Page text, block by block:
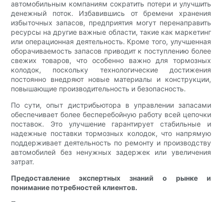
автомобильным компаниям сократить потери и улучшить
денежный поток. Избавившись от бремени хранения
избыточных запасов, предприятия могут перенаправить
ресурсы на другие важные области, такие как маркетинг
или операционная деятельность. Кроме того, улучшенная
оборачиваемость запасов приводит к поступлению более
свежих товаров, что особенно важно для тормозных
колодок, поскольку технологические достижения
постоянно внедряют новые материалы и конструкции,
повышающие производительность и безопасность.
По сути, опыт дистрибьютора в управлении запасами
обеспечивает более бесперебойную работу всей цепочки
поставок. Это улучшение гарантирует стабильные и
надежные поставки тормозных колодок, что напрямую
поддерживает деятельность по ремонту и производству
автомобилей без ненужных задержек или увеличения
затрат.
Предоставление экспертных знаний о рынке и
понимание потребностей клиентов.